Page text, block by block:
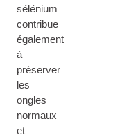
sélénium
contribue
également
à
préserver
les
ongles
normaux
et